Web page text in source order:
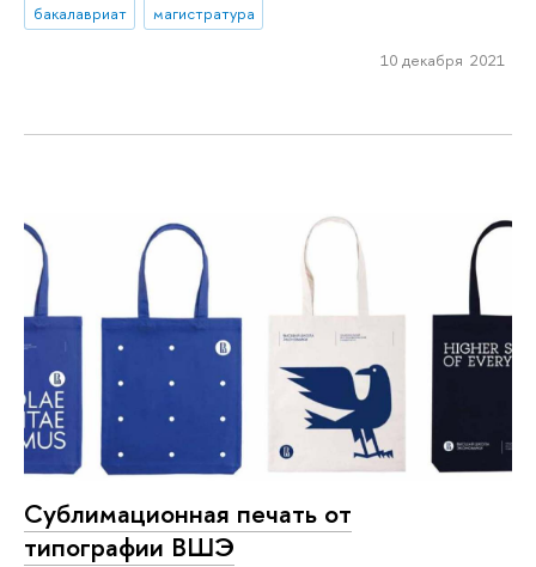
бакалавриат
магистратура
10 декабря 2021
Сублимационная печать от
типографии ВШЭ